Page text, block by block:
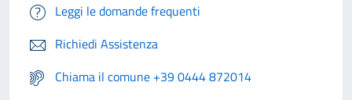
Leggi le domande frequenti
Richiedi Assistenza
Chiama il comune +39 0444 872014